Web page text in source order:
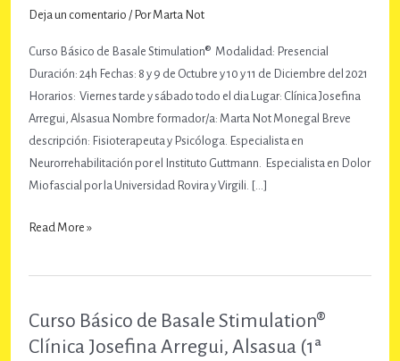
Deja un comentario / PorMarta Not
Curso Básico de Basale Stimulation® Modalidad: Presencial
Duración: 24h Fechas: 8 y 9 de Octubre y 10 y 11 de Diciembre del 2021
Horarios: Viernes tarde y sábado todo el dia Lugar: Clínica Josefina
Arregui, Alsasua Nombre formador/a: Marta Not Monegal Breve
descripción: Fisioterapeuta y Psicóloga. Especialista en
Neurorrehabilitación por el Instituto Guttmann. Especialista en Dolor
Miofascial por la Universidad Rovira y Virgili. […]
Curso
Stimulation®
Clínica
Read More »
Curso Básico de Basale Stimulation®
Clínica Josefina Arregui, Alsasua (1ª